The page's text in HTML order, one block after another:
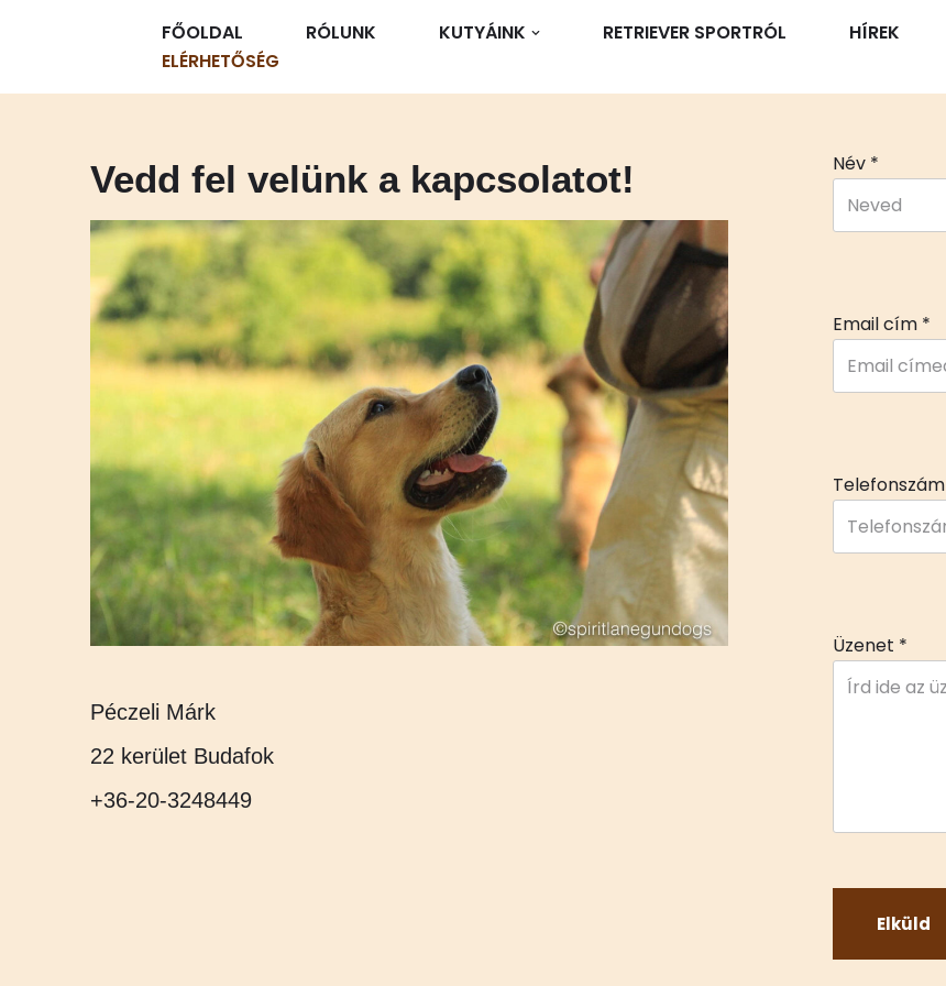
to
FŐOLDAL RÓLUNK KUTYÁINK RETRIEVER SPORTRÓL HÍREK
ELÉRHETŐSÉG
Vedd fel velünk a kapcsolatot!
Péczeli Márk
22 kerület Budafok
+36-20-3248449
Név *
Email cím *
Telefonszám
Üzenet *
Elküld